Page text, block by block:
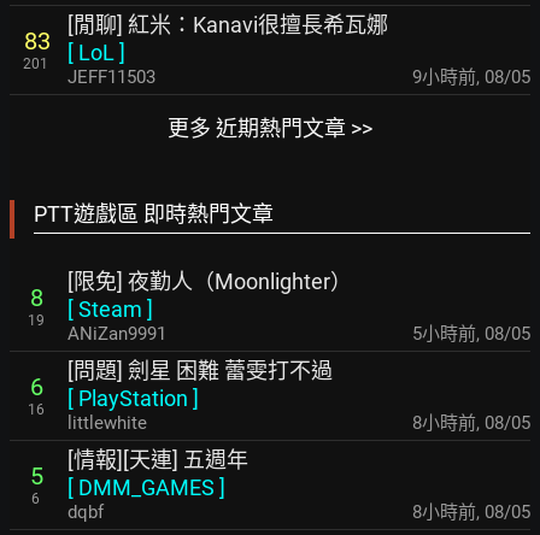
83
201
[閒聊] 紅米：Kanavi很擅長希瓦娜
[ LoL ]
JEFF11503 9小時前, 08/05
更多 近期熱門文章 >>
PTT遊戲區 即時熱門文章
8
19
[限免] 夜勤人（Moonlighter）
[Steam ]
ANiZan9991 5小時前, 08/05
6
16
[問題] 劍星 困難 蕾雯打不過
[ PlayStation ]
littlewhite 8小時前, 08/05
5
6
[情報][天連] 五週年
[ DMM_GAMES ]
dqbf 8小時前, 08/05